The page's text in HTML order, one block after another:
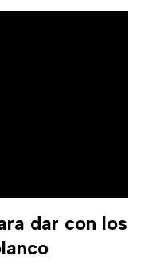
dar con los